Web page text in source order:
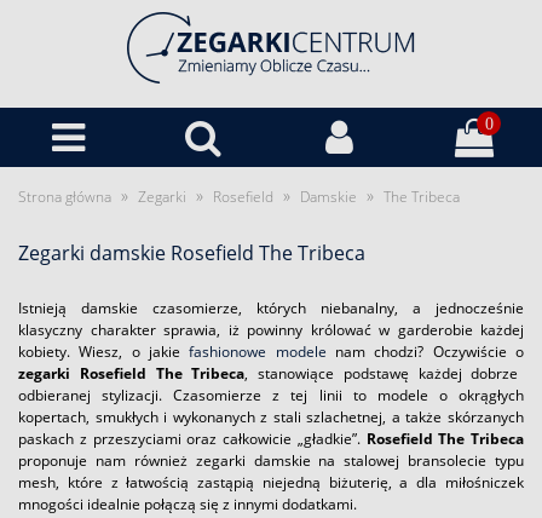
0
Strona główna » Zegarki » Rosefield » Damskie » The Tribeca
Zegarki damskie Rosefield The Tribeca
Istnieją damskie czasomierze, których niebanalny, a jednocześnie
klasyczny charakter sprawia, iż powinny królować w garderobie każdej
kobiety. Wiesz, o jakie fashionowe modele nam chodzi? Oczywiście o
zegarki Rosefield The Tribeca, stanowiące podstawę każdej dobrze
odbieranej stylizacji. Czasomierze z tej linii to modele o okrągłych
kopertach, smukłych i wykonanych z stali szlachetnej, a także skórzanych
paskach z przeszyciami oraz całkowicie „gładkie”. Rosefield The Tribeca
proponuje nam również zegarki damskie na stalowej bransolecie typu
mesh, które z łatwością zastąpią niejedną biżuterię, a dla miłośniczek
mnogości idealnie połączą się z innymi dodatkami.